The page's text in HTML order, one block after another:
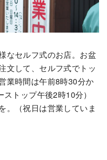
なセルフ式のお店。お盆
文して、セルフ式でトッ
業時間は午前8時30分か
トップ午後2時10分）
。（祝日は営業していま